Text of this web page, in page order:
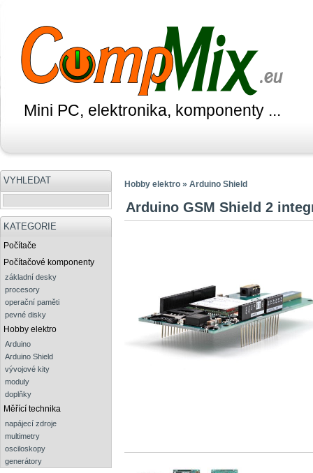
Mini PC, elektronika, komponenty ...
VYHLEDAT
KATEGORIE
Počítače
Počítačové komponenty
základní desky
procesory
operační paměti
pevné disky
Hobby elektro
Arduino
Arduino Shield
vývojové kity
moduly
doplňky
Měřící technika
napájecí zdroje
multimetry
osciloskopy
generátory
Hobby elektro » Arduino Shield
Arduino GSM Shield 2